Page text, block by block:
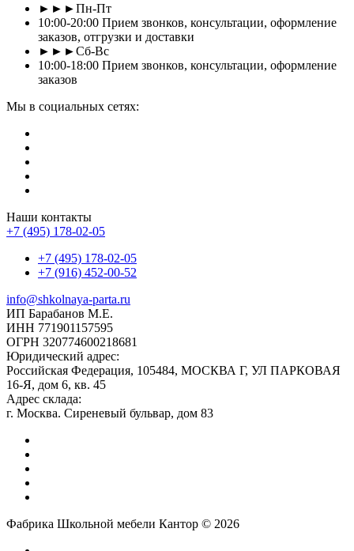
►►►Пн-Пт
10:00-20:00 Прием звонков, консультации, оформление
заказов, отгрузки и доставки
►►►Сб-Вс
10:00-18:00 Прием звонков, консультации, оформление
заказов
Мы в социальных сетях:
Наши контакты
+7 (495) 178-02-05
+7 (495) 178-02-05
+7 (916) 452-00-52
info@shkolnaya-parta.ru
ИП Барабанов М.Е.
ИНН 771901157595
ОГРН 320774600218681
Юридический адрес:
Российская Федерация, 105484, МОСКВА Г, УЛ ПАРКОВАЯ
16-Я, дом 6, кв. 45
Адрес склада:
г. Москва. Сиреневый бульвар, дом 83
Фабрика Школьной мебели Кантор © 2026